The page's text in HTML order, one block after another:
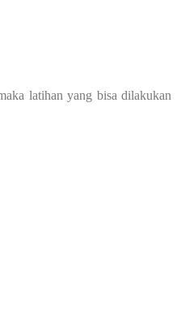
latihan yang bisa dilakukan